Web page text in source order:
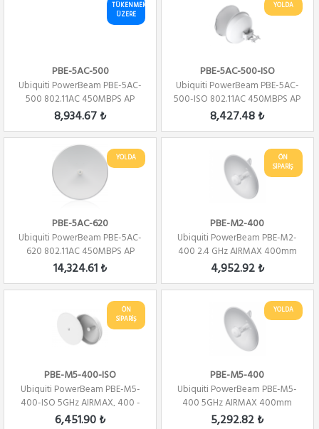
TÜKENMEK
ÜZERE
PBE-5AC-500
Ubiquiti PowerBeam PBE-5AC-
500 802.11AC 450MBPS AP
8,934.67 ₺
YOLDA
PBE-5AC-500-ISO
Ubiquiti PowerBeam PBE-5AC-
500-ISO 802.11AC 450MBPS AP
8,427.48 ₺
YOLDA
PBE-5AC-620
Ubiquiti PowerBeam PBE-5AC-
620 802.11AC 450MBPS AP
14,324.61 ₺
ÖN
SİPARİŞ
PBE-M2-400
Ubiquiti PowerBeam PBE-M2-
400 2.4 GHz AIRMAX 400mm
4,952.92 ₺
ÖN
SİPARİŞ
PBE-M5-400-ISO
Ubiquiti PowerBeam PBE-M5-
400-ISO 5GHz AIRMAX, 400 -
25 dBi ISO BEAM
6,451.90 ₺
YOLDA
PBE-M5-400
Ubiquiti PowerBeam PBE-M5-
400 5GHz AIRMAX 400mm
5,292.82 ₺